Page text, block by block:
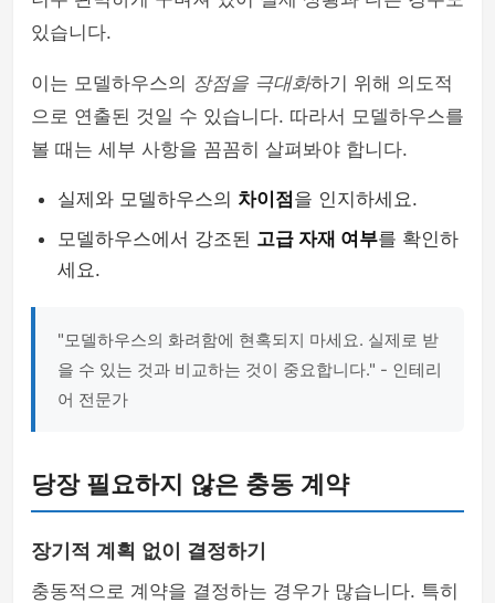
있습니다.
이는 모델하우스의 장점을 극대화하기 위해 의도적
으로 연출된 것일 수 있습니다. 따라서 모델하우스를
볼 때는 세부 사항을 꼼꼼히 살펴봐야 합니다.
실제와 모델하우스의 차이점을 인지하세요.
모델하우스에서 강조된 고급 자재 여부를 확인하
세요.
"모델하우스의 화려함에 현혹되지 마세요. 실제로 받
을 수 있는 것과 비교하는 것이 중요합니다." - 인테리
어 전문가
당장 필요하지 않은 충동 계약
장기적 계획 없이 결정하기
충동적으로 계약을 결정하는 경우가 많습니다. 특히